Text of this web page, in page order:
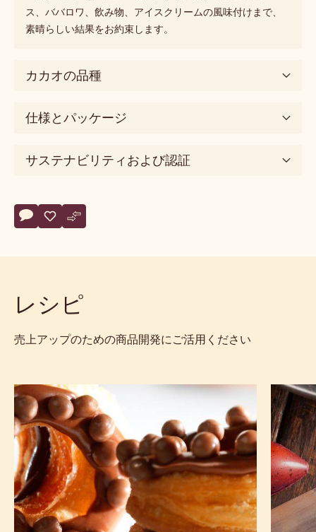
ス、ババロワ、飲み物、アイスクリームの風味付けまで、
素晴らしい結果をお約束します。
カカオの品種
仕様とパッケージ
サステナビリティおよび認証
Actions
コメント
- 60-40-38
保存
- 60-40-38
比較
- 60-40-38
レシピ
売上アップのための商品開発にご活用ください
チ
ョ
コ
レ
ー
ト
ク
レ
ム
型
抜
き
プ
ラ
リ
ネ
用